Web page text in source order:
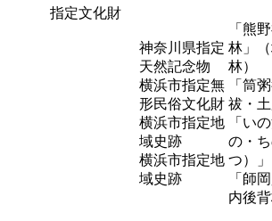
指定文化財
神奈川県指定
天然記念物
横浜市指定無
形民俗文化財
横浜市指定地
域史跡
横浜市指定地
域史跡
「熊
林」
林）
「筒
祓・土
「い
の・
つ）」
「師
内後背